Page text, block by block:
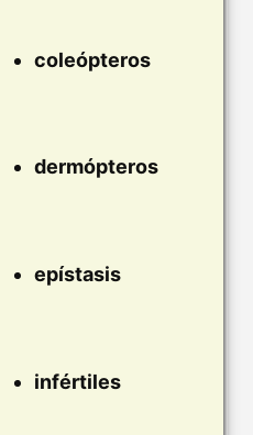
coleópteros
dermópteros
epístasis
infértiles